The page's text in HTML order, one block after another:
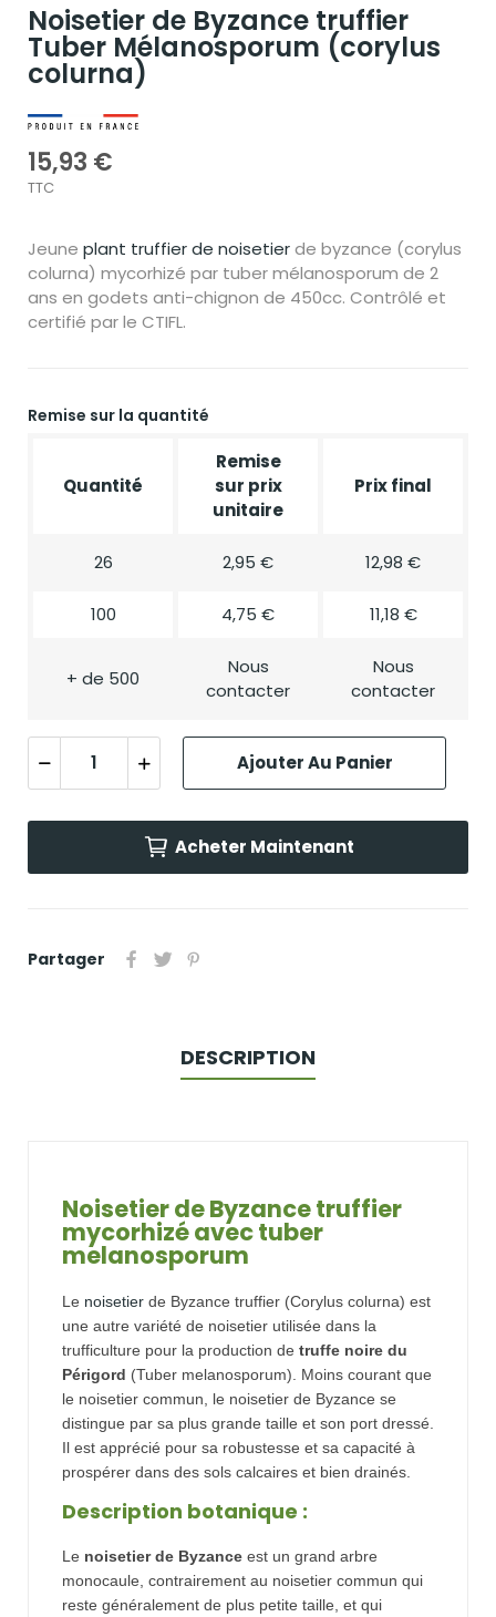
Noisetier de Byzance truffier
Tuber Mélanosporum (corylus
colurna)
15,93 €
TTC
Jeune plant truffier de noisetierde byzance (corylus
colurna) mycorhizé par tuber mélanosporum de 2
ans en godets anti-chignon de 450cc. Contrôlé et
certifié par le CTIFL.
Remise sur la quantité
Quantité
Remise
sur prix
unitaire
Prix final
26 2,95 € 12,98 €
100 4,75 € 11,18 €
+ de 500
Nous
contacter
Nous
contacter
Ajouter Au Panier
Acheter Maintenant
Partager
DESCRIPTION
Noisetier de Byzance truffier
mycorhizé avec tuber
melanosporum
Le noisetier de Byzance truffier (Corylus colurna) est
une autre variété de noisetier utilisée dans la
trufficulture pour la production de truffe noire du
Périgord (Tuber melanosporum). Moins courant que
le noisetier commun, le noisetier de Byzance se
distingue par sa plus grande taille et son port dressé.
Il est apprécié pour sa robustesse et sa capacité à
prospérer dans des sols calcaires et bien drainés.
Description botanique :
Le noisetier de Byzance est un grand arbre
monocaule, contrairement au noisetier commun qui
reste généralement de plus petite taille, et qui